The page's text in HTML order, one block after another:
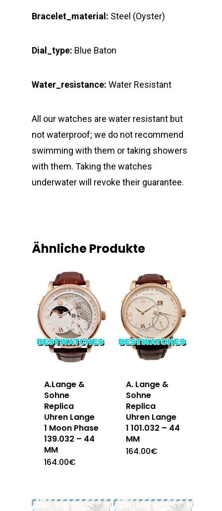
Bracelet_material: Steel (Oyster)
Dial_type: Blue Baton
Water_resistance: Water Resistant
All our watches are water resistant but
not waterproof; we do not recommend
swimming with them or taking showers
with them. Taking the watches
underwater will revoke their guarantee.
Ähnliche Produkte
A.Lange &
Sohne
Replica
Uhren Lange
1 Moon Phase
139.032 – 44
MM
164.00€
A. Lange &
Sohne
Replica
Uhren Lange
1 101.032 – 44
MM
164.00€